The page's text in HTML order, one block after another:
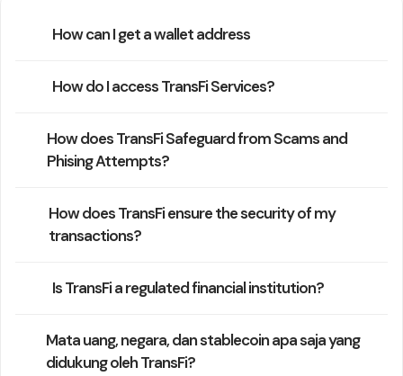
How can I get a wallet address
How do I access TransFi Services?
How does TransFi Safeguard from Scams and
Phising Attempts?
How does TransFi ensure the security of my
transactions?
Is TransFi a regulated financial institution?
Mata uang, negara, dan stablecoin apa saja yang
didukung oleh TransFi?